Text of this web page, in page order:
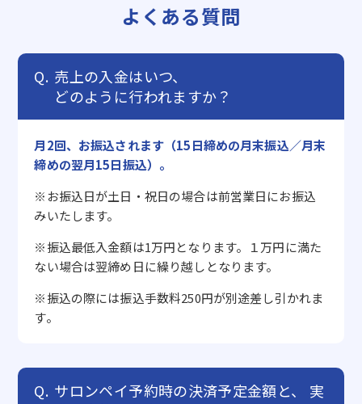
よくある質問
売上の入金はいつ、
どのように行われますか？
月2回、お振込されます（15日締めの月末振込／月末
締めの翌月15日振込）。
※お振込日が土日・祝日の場合は前営業日にお振込
みいたします。
※振込最低入金額は1万円となります。１万円に満た
ない場合は翌締め日に繰り越しとなります。
※振込の際には振込手数料250円が別途差し引かれま
す。
サロンペイ予約時の決済予定金額と、
実